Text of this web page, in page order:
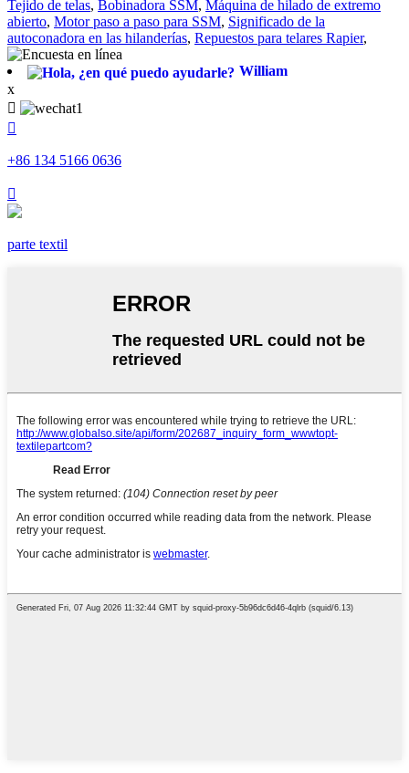
Tejido de telas, Bobinadora SSM, Máquina de hilado de extremo
abierto, Motor paso a paso para SSM, Significado de la
autoconadora en las hilanderías, Repuestos para telares Rapier,
William
x


+86 134 5166 0636

parte textil